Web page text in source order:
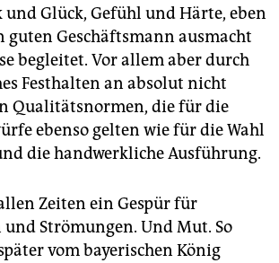
und Glück, Gefühl und Härte, eben
guten Geschäftsmann ausmacht
begleitet. Vor allem aber durch
Festhalten an absolut nicht
Qualitätsnormen, die für die
ebenso gelten wie für die Wahl
die handwerkliche Ausführung.
Zeiten ein Gespür für
Strömungen. Und Mut. So
vom bayerischen König